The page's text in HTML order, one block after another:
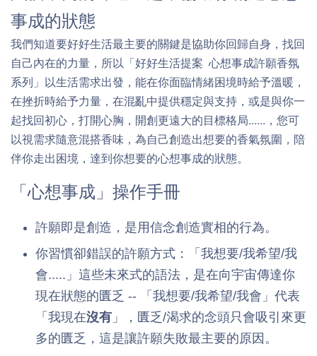
事成的狀態
我們知道要好好生活最主要的關鍵是協助你回歸自身，找回
自己內在的力量，所以「好好生活提案 心想事成許願香氛
系列」以生活需求出發，能在你面臨情緒困境時給予溫暖，
在挫折時給予力量，在混亂中提供穩定與支持，或是與你一
起找回初心，打開心胸，開創更遠大的目標格局......，您可
以視需求隨意混搭香味，為自己創造出想要的香氣氛圍，陪
伴你走出困境，達到你想要的心想事成的狀態。
「心想事成」操作手冊
許願即是創造，是用信念創造實相的行為。
你習慣卻錯誤的許願方式：「我想要/我希望/我
會.....」這些未來式的語法，是在向宇宙傳達你
現在狀態的匱乏 -- 「我想要/我希望/我會」代表
「我現在沒有 」，匱乏/渴求的念頭只會吸引來更
多的匱乏，這是讓許願失敗最主要的原因。